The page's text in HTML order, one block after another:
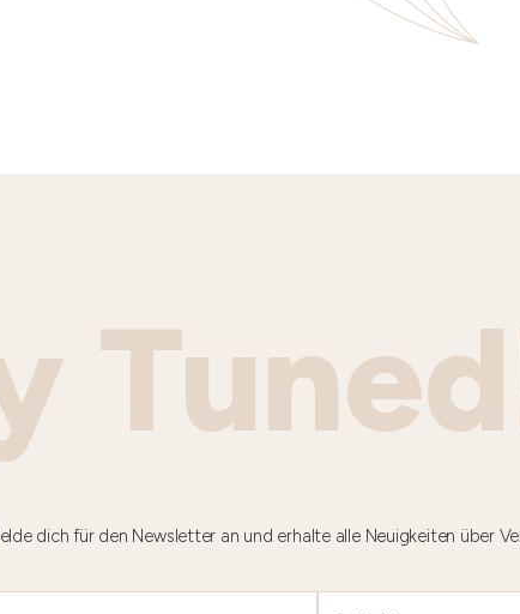
dich für den Newsletter an und erhalte alle Neuigkeiten über